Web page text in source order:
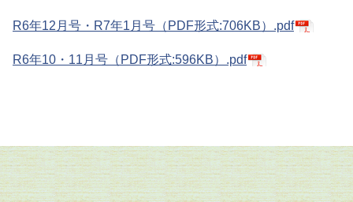
R6年12月号・R7年1月号（PDF形式:706KB）.pdf
R6年10・11月号（PDF形式:596KB）.pdf